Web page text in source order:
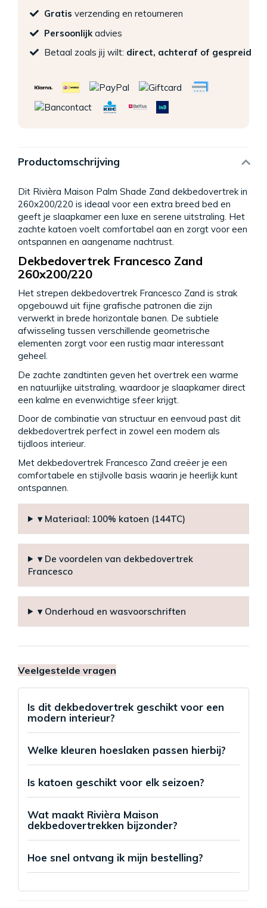
Gratis verzending en retourneren
Persoonlijk advies
Betaal zoals jij wilt: direct, achteraf of gespreid
Productomschrijving
Dit Rivièra Maison Palm Shade Zand dekbedovertrek in
260x200/220 is ideaal voor een extra breed bed en
geeft je slaapkamer een luxe en serene uitstraling. Het
zachte katoen voelt comfortabel aan en zorgt voor een
ontspannen en aangename nachtrust.
Dekbedovertrek Francesco Zand
260x200/220
Het strepen dekbedovertrek Francesco Zand is strak
opgebouwd uit fijne grafische patronen die zijn
verwerkt in brede horizontale banen. De subtiele
afwisseling tussen verschillende geometrische
elementen zorgt voor een rustig maar interessant
geheel.
De zachte zandtinten geven het overtrek een warme
en natuurlijke uitstraling, waardoor je slaapkamer direct
een kalme en evenwichtige sfeer krijgt.
Door de combinatie van structuur en eenvoud past dit
dekbedovertrek perfect in zowel een modern als
tijdloos interieur.
Met dekbedovertrek Francesco Zand creëer je een
comfortabele en stijlvolle basis waarin je heerlijk kunt
ontspannen.
▾ Materiaal: 100% katoen (144TC)
▾ De voordelen van dekbedovertrek
Francesco
▾ Onderhoud en wasvoorschriften
Veelgestelde vragen
Is dit dekbedovertrek geschikt voor een
modern interieur?
Welke kleuren hoeslaken passen hierbij?
Is katoen geschikt voor elk seizoen?
Wat maakt Rivièra Maison
dekbedovertrekken bijzonder?
Hoe snel ontvang ik mijn bestelling?